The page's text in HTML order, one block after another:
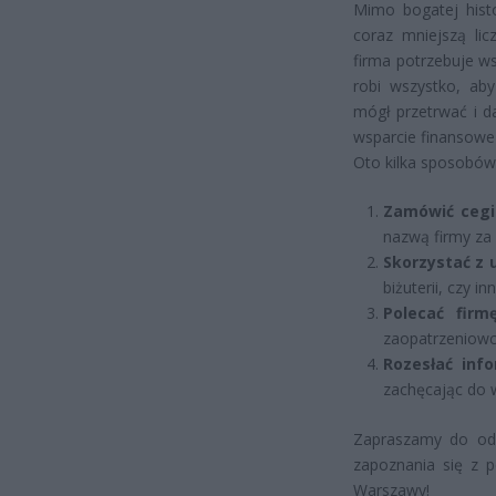
Mimo bogatej
coraz mniejszą
firma potrzebuje
robi wszystko,
mógł przetrwać i
wsparcie
Oto kilka
Zamówić
nazwą firmy za
Skorzystać z
biżuterii, czy
Polecać
Rozesłać
zachęcając do
Zapraszamy do
zapoznania się z
Warszawy!